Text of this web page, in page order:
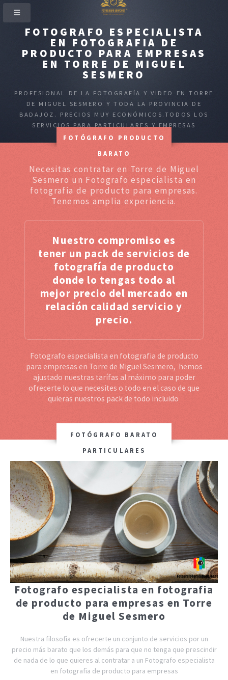
FOTOGRAFO ESPECIALISTA
EN FOTOGRAFIA DE
PRODUCTO PARA EMPRESAS
EN TORRE DE MIGUEL
SESMERO
PROFESIONAL DE LA FOTOGRAFÍA Y VIDEO EN TORRE
DE MIGUEL SESMERO Y TODA LA PROVINCIA DE
BADAJOZ. PRECIOS MUY ECONÓMICOS.TODOS LOS
SERVICIOS PARA PARTICULARES Y EMPRESAS
FOTÓGRAFO PRODUCTO
BARATO
Necesitas contratar en Torre de Miguel
Sesmero un Fotografo especialista en
fotografia de producto para empresas.
Tenemos amplia experiencia.
Nuestro compromiso es
tener un pack de servicios de
fotografía de producto
donde lo tengas todo al
mejor precio del mercado en
relación calidad servicio y
precio.
Fotografo especialista en fotografia de producto
para empresas en Torre de Miguel Sesmero, hemos
ajustado nuestras tarífas al máximo para poder
ofrecerte lo que necesites o todo en el caso de que
quieras nuestros pack de todo incluido
FOTÓGRAFO BARATO
PARTICULARES
Fotografo especialista en fotografia
de producto para empresas en Torre
de Miguel Sesmero
Nuestra filosofía es ofrecerte un conjunto de servicios por un
precio más barato que los demás para que no tenga que prescindir
de nada de lo que quieres al contratar a un Fotografo especialista
en fotografia de producto para empresas